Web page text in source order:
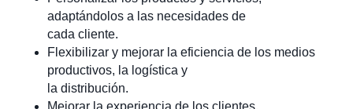
adaptándolos a las necesidades de
cada cliente.
Flexibilizar y mejorar la eficiencia de los medios
productivos, la logística y
la distribución.